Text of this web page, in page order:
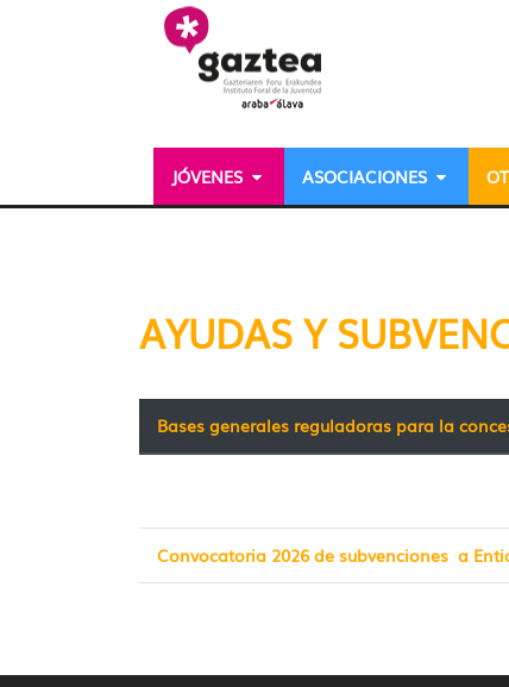
Saltar al contenido principal
JÓVENES ASOCIACIONES
Ayudas y
AYUDAS Y
Bases generales reguladoras para la
Convocatoria 2026 de subvenciones a